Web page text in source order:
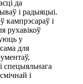
да
і радыяцыі.
кампрэсараў і
рухавікоў
у
для
спецыяльнага
і